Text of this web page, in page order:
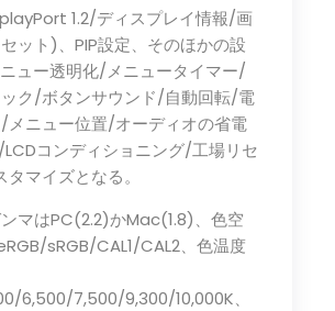
1.2/ディスプレイ情報/画
ット)、PIP設定、そのほかの設
ュー透明化/メニュータイマー/
ク/ボタンサウンド/自動回転/電
メニュー位置/オーディオの省電
コンディショニング/工場リセ
マイズとなる。
マはPC(2.2)かMac(1.8)、色空
sRGB/CAL1/CAL2、色温度
6,500/7,500/9,300/10,000K、